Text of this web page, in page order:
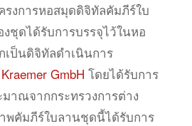
งการหอสมุดดิจิทัลคัมภีร์ใบ
ชุดได้รับการบรรจุไว้ในหอ
ป็นดิจิทัลดำเนินการ
GmbH โดยได้รับการ
าณจากกระทรวงการต่าง
พคัมภีร์ใบลานชุดนี้ได้รับการ